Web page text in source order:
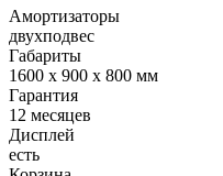
Амортизаторы
двухподвес
Габариты
1600 x 900 x 800 мм
Гарантия
12 месяцев
Дисплей
есть